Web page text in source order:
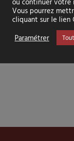
cubique avec
Vous pourrez
cliquant sur le lien
Paramétrer